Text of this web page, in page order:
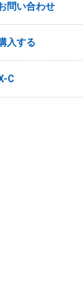
問い合わせ
入する